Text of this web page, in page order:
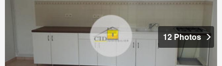
12 Photos